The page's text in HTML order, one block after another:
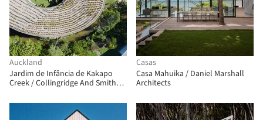
Auckland
Jardim de Infância de Kakapo
Creek / Collingridge And Smith
Casas
Casa Mahuika / Daniel Marshall
Architects